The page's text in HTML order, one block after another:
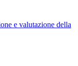
e valutazione della